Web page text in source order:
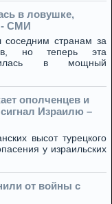
в ловушке,
- СМИ
соседним странам за
но теперь эта
в мощный
ополченцев и
Израилю –
высот турецкого
у израильских
от войны с